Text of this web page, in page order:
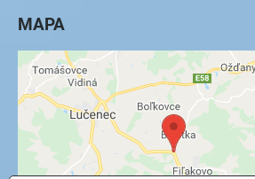
MAPA
Externý obsah je blokovaný
súkromia
Prajete si načítať externý obsah?